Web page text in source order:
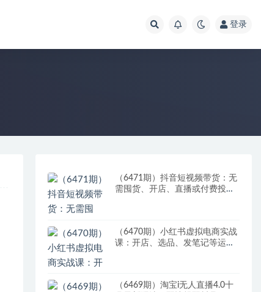
登录
（6471期）抖音短视频带货：无
需囤货、开店、直播或付费投
（6470期）小红书虚拟电商实战
课：开店、选品、发笔记等运营
（6469期）淘宝i无人直播4.0十